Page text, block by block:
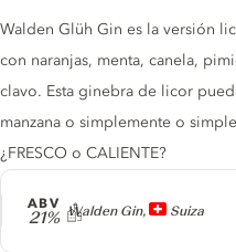
Producer
Walden Gin, Suiza
ABV
21%
Gin description
Walden Glüh Gin es la versión
con naranjas, menta, canela,
clavo. Esta ginebra de licor
manzana o simplemente o
¿FRESCO o CALIENTE?